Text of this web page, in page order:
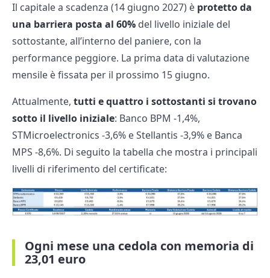
Il capitale a scadenza (14 giugno 2027) è protetto da
una barriera posta al 60% del livello iniziale del
sottostante, all’interno del paniere, con la
performance peggiore. La prima data di valutazione
mensile è fissata per il prossimo 15 giugno.
Attualmente, tutti e quattro i sottostanti si trovano
sotto il livello iniziale: Banco BPM -1,4%,
STMicroelectronics -3,6% e Stellantis -3,9% e Banca
MPS -8,6%. Di seguito la tabella che mostra i principali
livelli di riferimento del certificate:
Ogni mese una cedola con memoria di
23,01 euro